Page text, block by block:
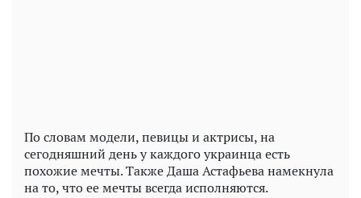
По словам модели, певицы и актрисы, на
сегодняшний день у каждого украинца есть
похожие мечты. Также Даша Астафьева намекнула
на то, что ее мечты всегда исполняются.